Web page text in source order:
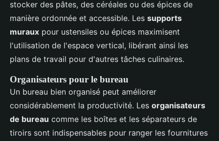
stocker des pâtes, des céréales ou des épices de
manière ordonnée et accessible. Les supports
muraux pour ustensiles ou épices maximisent
l'utilisation de l'espace vertical, libérant ainsi les
plans de travail pour d'autres tâches culinaires.
Organisateurs pour le bureau
Un bureau bien organisé peut améliorer
considérablement la productivité. Les organisateurs
de bureau comme les boîtes et les séparateurs de
tiroirs sont indispensables pour ranger les fournitures